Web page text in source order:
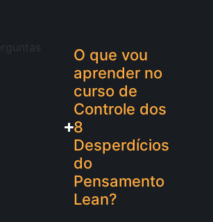
O que vou
aprender no
curso de
Controle dos
8
Desperdícios
do
Pensamento
Lean?